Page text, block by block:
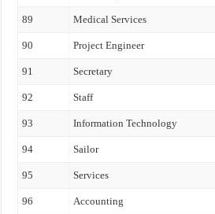
89 Medical Services
90 Project Engineer
91 Secretary
92 Staff
93 Information Technology
94 Sailor
95 Services
96 Accounting